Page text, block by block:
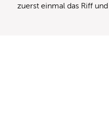
zuerst einmal das Riff